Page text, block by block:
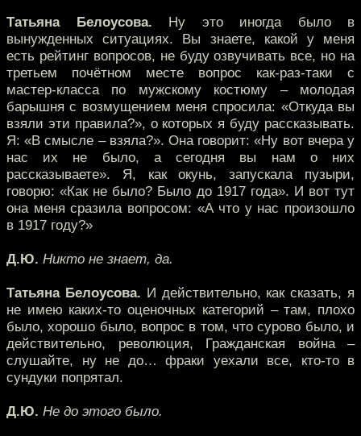
Татьяна Белоусова. Ну это иногда было в
вынужденных ситуациях. Вы знаете, какой у меня
есть рейтинг вопросов, не буду озвучивать все, но на
третьем почётном месте вопрос как-раз-таки с
мастер-класса по мужскому костюму – молодая
барышня с возмущением меня спросила: «Откуда вы
взяли эти правила?», о которых я буду рассказывать.
Я: «В смысле – взяла?». Она говорит: «Ну вот вчера у
нас их не было, а сегодня вы нам о них
рассказываете». Я, как окунь, запускала пузыри,
говорю: «Как не было? Было до 1917 года». И вот тут
она меня сразила вопросом: «А что у нас произошло
в 1917 году?»
Д.Ю. Никто не знает, да.
Татьяна Белоусова. И действительно, как сказать, я
не имею каких-то оценочных категорий – там, плохо
было, хорошо было, вопрос в том, что сурово было, и
действительно, революция, Гражданская война –
слушайте, ну не до… фраки уехали все, кто-то в
сундуки попрятал.
Д.Ю. Не до этого было.